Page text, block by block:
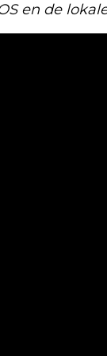
en de